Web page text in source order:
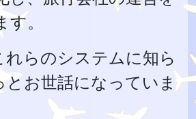
。
れらのシステムに知ら
お世話になっていま